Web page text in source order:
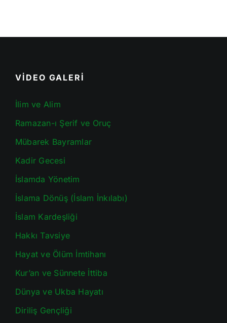
VİDEO GALERİ
İlim ve Alim
Ramazan-ı Şerif ve Oruç
Mübarek Bayramlar
Kadir Gecesi
İslamda Yönetim
İslama Dönüş (İslam İnkılabı)
İslam Kardeşliği
Hakkı Tavsiye
Hayat ve Ölüm İmtihanı
Kur’an ve Sünnete İttiba
Dünya ve Ukba Hayatı
Diriliş Gençliği